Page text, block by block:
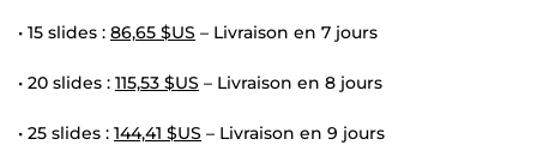
• 15 slides : 86,65 $US – Livraison en 7 jours
• 20 slides : 115,53 $US – Livraison en 8 jours
• 25 slides : 144,41 $US – Livraison en 9 jours